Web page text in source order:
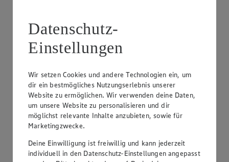
1.29
Festpreis von 1.29€
aus Israel, Kl. I, Stück
Datenschutz-
Einstellungen
Wir setzen Cookies und andere Technologien ein, um
dir ein bestmögliches Nutzungserlebnis unserer
Website zu ermöglichen. Wir verwenden deine Daten,
um unsere Website zu personalisieren und dir
möglichst relevante Inhalte anzubieten, sowie für
Marketingzwecke.
Deine Einwilligung ist freiwillig und kann jederzeit
individuell in den Datenschutz-Einstellungen angepasst